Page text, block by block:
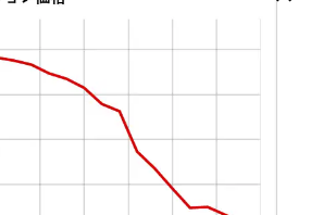
田 多摩川
本羽田
谷大塚町
が谷大塚駅
敷駅
天空橋駅